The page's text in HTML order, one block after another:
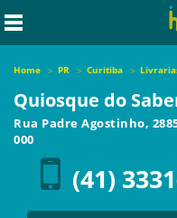
Home PR Curitiba
Quiosque do
Rua Padre Agostinho,
000
(41)